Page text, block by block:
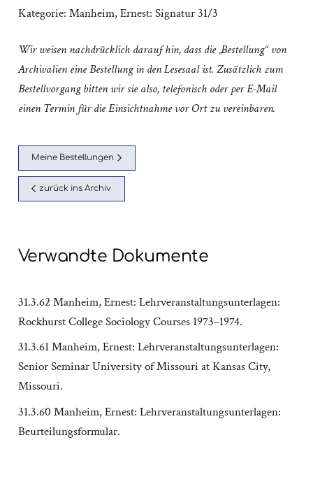
Kategorie: Manheim, Ernest: Signatur 31/3
Wir weisen nachdrücklich darauf hin, dass die „Bestellung“ von
Archivalien eine Bestellung in den Lesesaal ist. Zusätzlich zum
Bestellvorgang bitten wir sie also, telefonisch oder per E-Mail
einen Termin für die Einsichtnahme vor Ort zu vereinbaren.
Meine Bestellungen
zurück ins Archiv
Verwandte Dokumente
31.3.62 Manheim, Ernest: Lehrveranstaltungsunterlagen:
Rockhurst College Sociology Courses 1973–1974.
31.3.61 Manheim, Ernest: Lehrveranstaltungsunterlagen:
Senior Seminar University of Missouri at Kansas City,
Missouri.
31.3.60 Manheim, Ernest: Lehrveranstaltungsunterlagen:
Beurteilungsformular.